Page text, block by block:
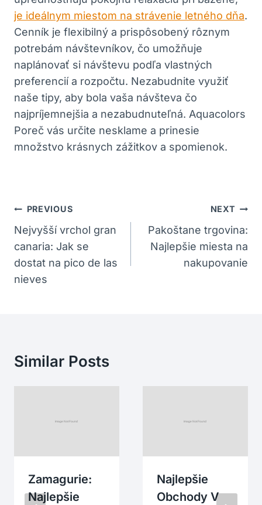
je ideálnym miestom na strávenie letného dňa.
Cenník je flexibilný a prispôsobený rôznym
potrebám návštevníkov, čo umožňuje
naplánovať si návštevu podľa vlastných
preferencií a rozpočtu. Nezabudnite využiť
naše tipy, aby bola vaša návšteva čo
najpríjemnejšia a nezabudnuteľná. Aquacolors
Poreč vás určite nesklame a prinesie
množstvo krásnych zážitkov a spomienok.
Navigácia
V
Článku
PREVIOUS
Nejvyšší vrchol gran
canaria: Jak se
dostat na pico de las
nieves
NEXT
Pakoštane trgovina:
Najlepšie miesta na
nakupovanie
Similar Posts
Zamagurie:
Najlepšie
Najlepšie
Obchody V